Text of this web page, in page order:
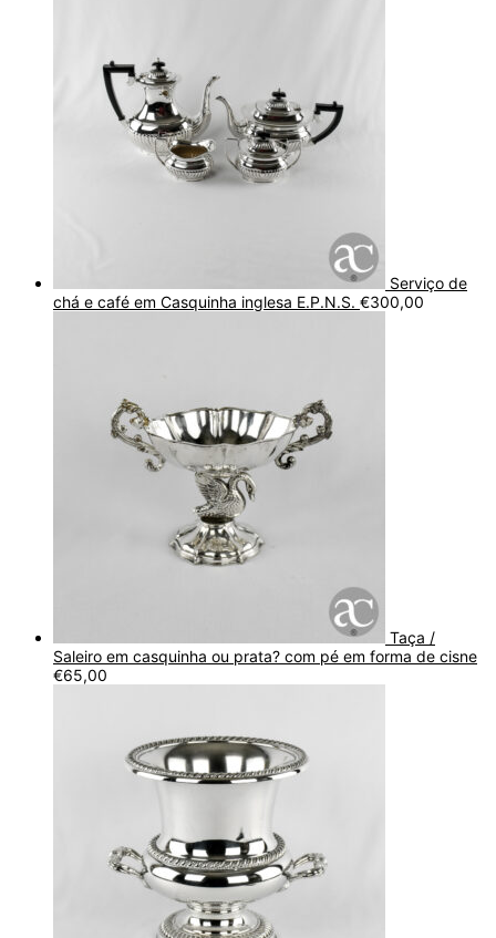
Serviço de
chá e café em Casquinha inglesa E.P.N.S. €300,00
Taça /
Saleiro em casquinha ou prata? com pé em forma de cisne
€65,00